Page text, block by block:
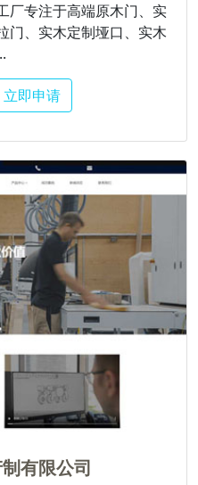
厂专注于高端原木门、实
门、实木定制垭口、实木
立即申请
有限公司